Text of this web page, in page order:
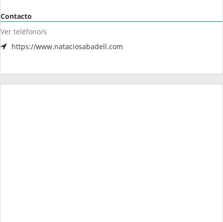
Contacto
Ver teléfono/s
https://www.nataciosabadell.com